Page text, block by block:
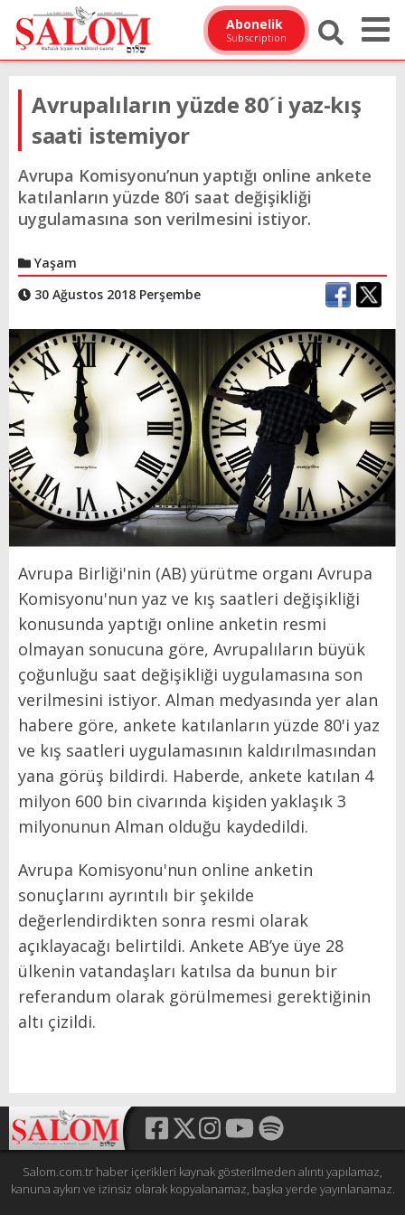
Abonelik
Subscription
Avrupalıların yüzde 80´i yaz-kış
saati istemiyor
Avrupa Komisyonu’nun yaptığı online ankete
katılanların yüzde 80’i saat değişikliği
uygulamasına son verilmesini istiyor.
Yaşam
30 Ağustos 2018 Perşembe
Avrupa Birliği'nin (AB) yürütme organı Avrupa
Komisyonu'nun yaz ve kış saatleri değişikliği
konusunda yaptığı online anketin resmi
olmayan sonucuna göre, Avrupalıların büyük
çoğunluğu saat değişikliği uygulamasına son
verilmesini istiyor. Alman medyasında yer alan
habere göre, ankete katılanların yüzde 80'i yaz
ve kış saatleri uygulamasının kaldırılmasından
yana görüş bildirdi. Haberde, ankete katılan 4
milyon 600 bin civarında kişiden yaklaşık 3
milyonunun Alman olduğu kaydedildi.
Avrupa Komisyonu'nun online anketin
sonuçlarını ayrıntılı bir şekilde
değerlendirdikten sonra resmi olarak
açıklayacağı belirtildi. Ankete AB’ye üye 28
ülkenin vatandaşları katılsa da bunun bir
referandum olarak görülmemesi gerektiğinin
altı çizildi.
Salom.com.tr haber içerikleri kaynak gösterilmeden alıntı yapılamaz,
kanuna aykırı ve izinsiz olarak kopyalanamaz, başka yerde yayınlanamaz.